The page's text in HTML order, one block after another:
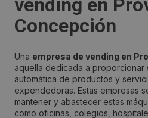
vending en
Concepción
Una empresa de vending en
aquella dedicada a proporcionar
automática de productos y
expendedoras. Estas empresas
mantener y abastecer estas
como oficinas, colegios,